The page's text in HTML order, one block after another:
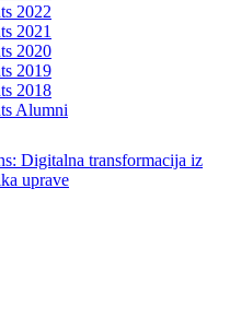
2022
2021
2020
2019
2018
Alumni
Digitalna transformacija iz
uprave